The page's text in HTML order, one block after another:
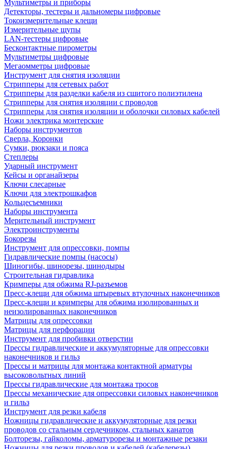
Мультиметры и приборы
Детекторы, тестеры и дальномеры цифровые
Токоизмерительные клещи
Измерительные щупы
LAN-тестеры цифровые
Бесконтактные пирометры
Мультиметры цифровые
Мегаомметры цифровые
Инструмент для снятия изоляции
Стрипперы для сетевых работ
Стрипперы для разделки кабеля из сшитого полиэтилена
Cтрипперы для снятия изоляции с проводов
Стрипперы для снятия изоляции и оболочки силовых кабелей
Ножи электрика монтерские
Наборы инструментов
Сверла, Коронки
Сумки, рюкзаки и пояса
Степлеры
Ударный инструмент
Кейсы и органайзеры
Ключи слесарные
Ключи для электрошкафов
Кольцесъемники
Наборы инструмента
Мерительный инструмент
Электроинструменты
Бокорезы
Инструмент для опрессовки, помпы
Гидравлические помпы (насосы)
Шиногибы, шинорезы, шинодыры
Строительная гидравлика
Кримперы для обжима RJ-разъемов
Пресс-клещи для обжима штыревых втулочных наконечников
Пресс-клещи и кримперы для обжима изолированных и
неизолированных наконечников
Матрицы для опрессовки
Матрицы для перфорации
Инструмент для пробивки отверстии
Прессы гидравлические и аккумуляторные для опрессовки
наконечников и гильз
Прессы и матрицы для монтажа контактной арматуры
высоковольтных линий
Прессы гидравлические для монтажа тросов
Прессы механические для опрессовки силовых наконечников
и гильз
Инструмент для резки кабеля
Ножницы гидравлические и аккумуляторные для резки
проводов со стальным сердечником, стальных канатов
Болторезы, гайколомы, арматурорезы и монтажные резаки